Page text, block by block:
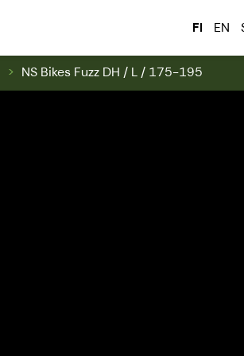
FI EN
NS Bikes Fuzz DH / L / 175-195